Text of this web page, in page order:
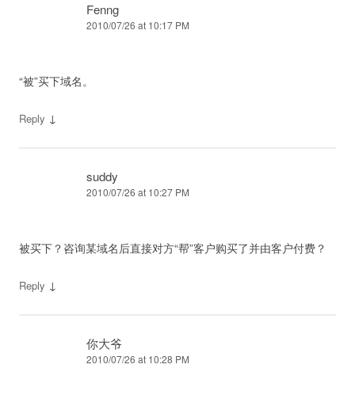
Fenng
2010/07/26 at 10:17 PM
“被”买下域名。
Reply ↓
suddy
2010/07/26 at 10:27 PM
被买下？咨询某域名后直接对方“帮”客户购买了并由客户付费？
Reply ↓
你大爷
2010/07/26 at 10:28 PM